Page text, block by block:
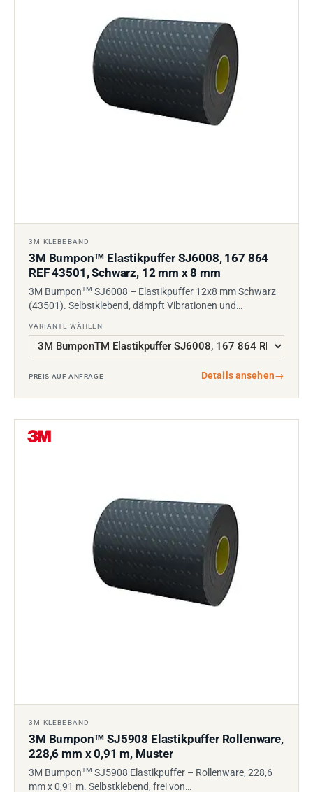
3M KLEBEBAND
3M BumponTM Elastikpuffer SJ6008, 167 864
REF 43501, Schwarz, 12 mm x 8 mm
3M BumponTM SJ6008 – Elastikpuffer 12x8 mm Schwarz
(43501). Selbstklebend, dämpft Vibrationen und…
VARIANTE WÄHLEN
PREIS AUF ANFRAGE Details ansehen→
3M KLEBEBAND
3M BumponTM SJ5908 Elastikpuffer Rollenware,
228,6 mm x 0,91 m, Muster
3M BumponTM SJ5908 Elastikpuffer – Rollenware, 228,6
mm x 0,91 m. Selbstklebend, frei von…